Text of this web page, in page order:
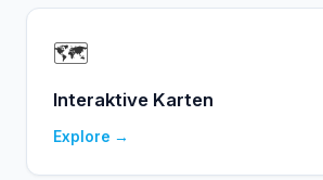
🗺️
Interaktive Karten
Explore →